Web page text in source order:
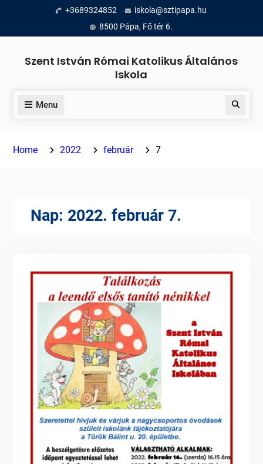
content
+3689324852
iskola@sztipapa.hu
8500 Pápa, Fő tér 6.
Szent István Római Katolikus Általános
Iskola
Menu Search
Home 2022 február 7
Nap: 2022. február 7.